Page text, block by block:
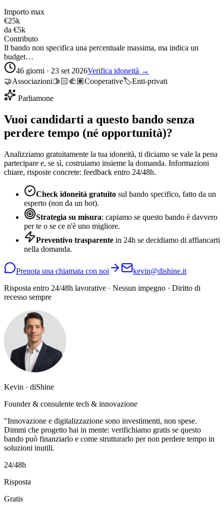
Importo max
€25k
da €5k
Contributo
Il bando non specifica una percentuale massima, ma indica un
budget…
46 giorni · 23 set 2026Verifica idoneità →
🤝Associazioni🫱🏻‍🫲🏽Cooperative🏷️Enti-privati
Parliamone
Vuoi candidarti a questo bando senza
perdere tempo (né opportunità)?
Analizziamo gratuitamente la tua idoneità, ti diciamo se vale la pena
partecipare e, se sì, costruiamo insieme la domanda. Informazioni
chiare, risposte concrete: feedback entro 24/48h.
Check idoneità gratuito sul bando specifico, fatto da un
esperto (non da un bot).
Strategia su misura: capiamo se questo bando è davvero
per te o se ce n'è uno migliore.
Preventivo trasparente in 24h se decidiamo di affiancarti
nella domanda.
Prenota una chiamata con noi
kevin@dishine.it
Risposta entro 24/48h lavorative · Nessun impegno · Diritto di
recesso sempre
Kevin · diShine
Founder & consulente tech & innovazione
"Innovazione e digitalizzazione sono investimenti, non spese.
Dimmi che progetto hai in mente: verifichiamo gratis se questo
bando può finanziarlo e come strutturarlo per non perdere tempo in
soluzioni inutili.
24/48h
Risposta
Gratis